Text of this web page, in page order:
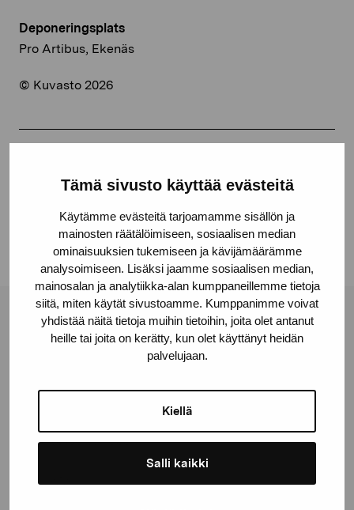
Tämä sivusto käyttää evästeitä
Käytämme evästeitä tarjoamamme sisällön ja
mainosten räätälöimiseen, sosiaalisen median
ominaisuuksien tukemiseen ja kävijämäärämme
analysoimiseen. Lisäksi jaamme sosiaalisen median,
mainosalan ja analytiikka-alan kumppaneillemme tietoja
siitä, miten käytät sivustoamme. Kumppanimme voivat
yhdistää näitä tietoja muihin tietoihin, joita olet antanut
heille tai joita on kerätty, kun olet käyttänyt heidän
palvelujaan.
Kiellä
Salli kaikki
Deponeringsplats
Pro Artibus, Ekenäs
© Kuvasto 2026
Facebook
Linkedin
Stiftelsen Pro Artibus
+358 (0)50 371 6339